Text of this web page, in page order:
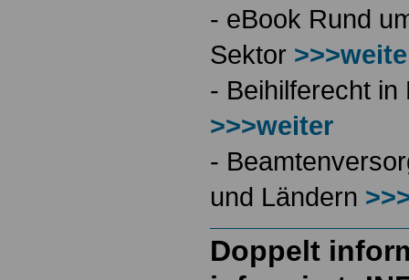
- eBook Rund
Sektor
- Beihilferecht
>>>weiter
-
und Ländern
Doppelt